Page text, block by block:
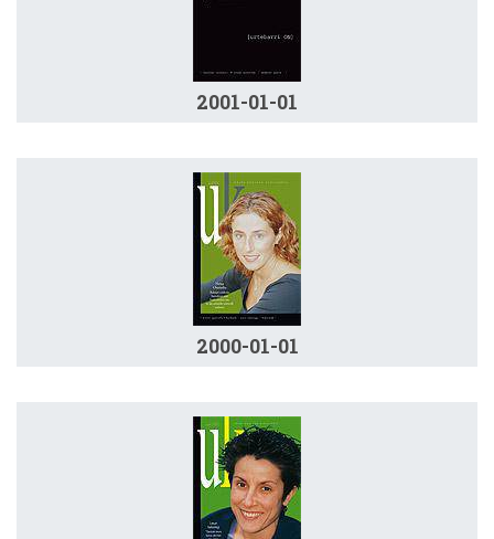
2001-01-01
2000-01-01